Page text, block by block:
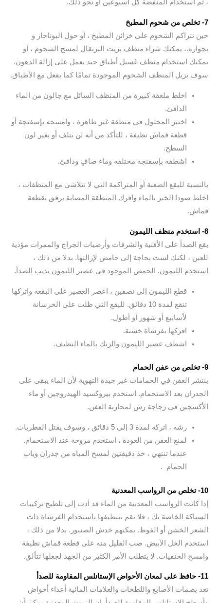
، ثم استخدام المنفضة كل أسبوعين أو نحو ذلك.
7- تخلص من شحوم المطبخ
حين تتراكم الشحوم على خزائن المطبخ ، أو حول البوتاجاز و
بجواره.، يمكنك شراء منظف بزيت البرتقال لمسح الشحوم ، أو
يمكنك استخدام منظف غسيل أطباق جيد يعمل على إزالة الدهون.
سوف يزيل المنظف الشحوم الموجودة تمامًا كما يفعل مع الأطباق.
اخلط ملعقة كبيرة من المنظف السائل مع جالون من الماء
الدافئ.
اختبر المحلول في منطقة غير ظاهرة ، وامسحه بإسفنجة أو
قطعة قماش نظيفة ، للتأكد من أنه لن يتلف أو يغير لون
السطح.
اشطفه بإسفنجة مختلفة وماء صافٍ ودافئ.
بالنسبة للبقع الصعبة أو المتراكمة التي لا تتلاشى مع المنظفات ،
اخلط صودا الخبز بالماء وافرك المنطقة المصابة برفق بقطعة
قماش.
8- استخدم منظف ​​الليمون
بقع الصدأ على الأفنية والشرفات وأرضيات الجراج والممرات مؤذية
للعين ، لكنك لست بحاجة إلى حامض لإزالتها. بدلا من ذلك ،
استخدم الليمون. الحمض الموجود في عصير الليمون يذيب الصدأ.
قطع الليمون إلى نصفين ، اعصر العصير على البقعة واتركها
تنقع لمدة 10 دقائق. للبقع التي ظلت على الخرسانة
لأسابيع أو شهور أو أطول.
افركها بفرشاة خشنة.
اشطف عصير الليمون والزنك بالماء النظيف.
9- تخلص من عفن الحمام
ينتشر العفن في الحمامات غير جيدة التهوية لأن الماء يبقى على
الجدران بعد الاستحمام. استخدم بيروكسيد الهيدروجين أو ماء
الأكسجين في زجاجة رش لمحاربة العفن.
رشه ، اتركه لمدة 3 إلى 5 دقائق ، وسوف يقتل الفطريات.
لمنع العفن من العودة ، استخدم مروحة عند الاستحمام.
عندما تنتهي ، خذ دقيقتين لمسح المياه من جدران وباب
الحمام .
10- تخلص من الرواسب المعدنية
إذا كانت الرواسب المعدنية من الماء قد أدت إلى تلطيخ تركيبات
السباكة الخاصة بك ، فلا تقم بتنظيفها باستخدام الفرشاة ذات
الشعر الخشن أو الفوط. يمكنهم خدش الصنبور. بدلا من ذلك ،
استخدم الخل الأبيض. صب القليل منه على قطعة قماش نظيفة
وامسح الحنفيات. لا يتطلب الأمر الكثير من الجهد لجعلها تتألق.
11- حافظ على لمعان الأحواض الإستانلس المقاومة للصدأ
تعد بصمات الأصابع واللطخات والعلامات المائية أعداء أحواض